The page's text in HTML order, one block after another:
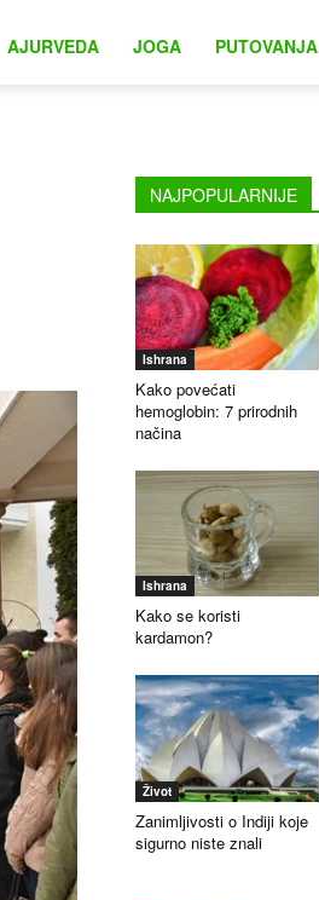
AJURVEDA JOGA PUTOVANJA
NAJPOPULARNIJE
Ishrana
Kako povećati
hemoglobin: 7 prirodnih
načina
Ishrana
Kako se koristi
kardamon?
Život
Zanimljivosti o Indiji koje
sigurno niste znali